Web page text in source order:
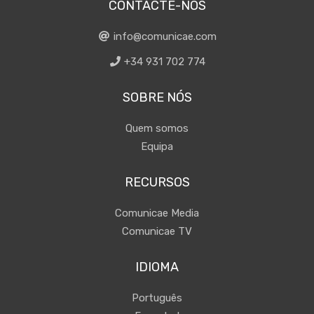
CONTACTE-NOS
info@comunicae.com
+34 931 702 774
SOBRE NÓS
Quem somos
Equipa
RECURSOS
Comunicae Media
Comunicae TV
IDIOMA
Português